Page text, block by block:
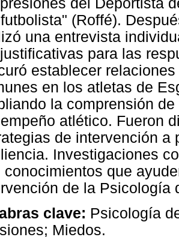
presiones del Deportista
(Roffé).
una entrevista
justificativas para las
establecer
en los atletas de
la comprensión
atlético. Fueron
de intervención a
Investigaciones
conocimientos que
de la Psicología
clave: Psicología
Miedos.